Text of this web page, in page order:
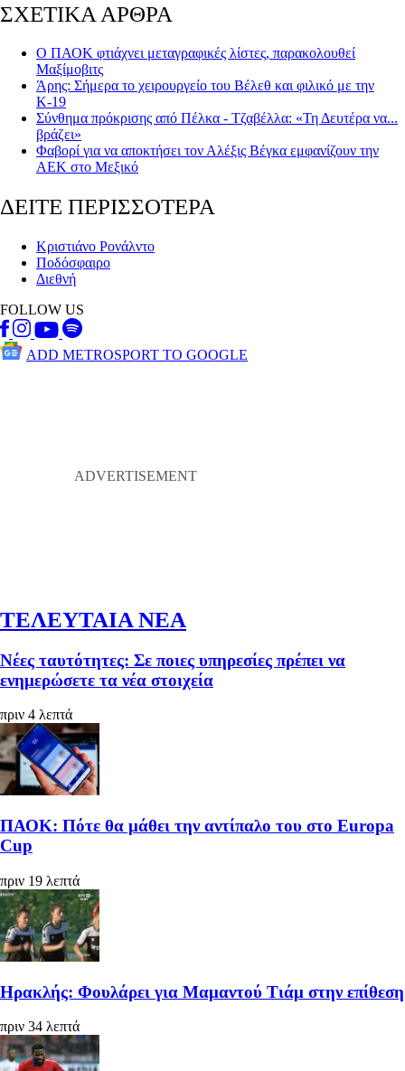
ΣΧΕΤΙΚΑ ΑΡΘΡΑ
Ο ΠΑΟΚ φτιάχνει μεταγραφικές λίστες, παρακολουθεί
Μαξίμοβιτς
Άρης: Σήμερα το χειρουργείο του Βέλεθ και φιλικό με την
Κ-19
Σύνθημα πρόκρισης από Πέλκα - Τζαβέλλα: «Τη Δευτέρα να...
βράζει»
Φαβορί για να αποκτήσει τον Αλέξις Βέγκα εμφανίζουν την
ΑΕΚ στο Μεξικό
ΔΕΙΤΕ ΠΕΡΙΣΣΟΤΕΡΑ
Κριστιάνο Ρονάλντο
Ποδόσφαιρο
Διεθνή
FOLLOW US
ADD METROSPORT TO GOOGLE
ΤΕΛΕΥΤΑΙΑ ΝΕΑ
Νέες ταυτότητες: Σε ποιες υπηρεσίες πρέπει να
ενημερώσετε τα νέα στοιχεία
πριν 4 λεπτά
ΠΑΟΚ: Πότε θα μάθει την αντίπαλο του στο Europa
Cup
πριν 19 λεπτά
Ηρακλής: Φουλάρει για Μαμαντού Τιάμ στην επίθεση
πριν 34 λεπτά